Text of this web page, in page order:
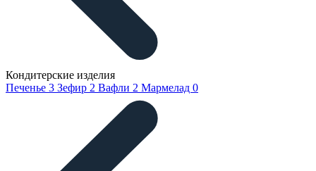
Кондитерские изделия
Печенье 3 Зефир 2 Вафли 2 Мармелад 0